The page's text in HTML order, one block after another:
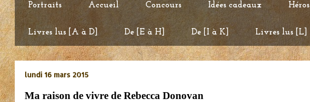
Portraits Accueil Concours Idées cadeaux Héros
Livres lus [A à D] De [E à H] De [I à K] Livres lus [L]
lundi 16 mars 2015
Ma raison de vivre de Rebecca Donovan